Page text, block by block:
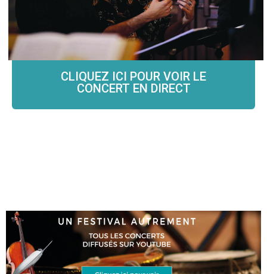
COMPLET – JAUGE DE 50 SPECTATEURS
ATTEINTE
CLIQUEZ ICI POUR VOIR LE
CONCERT EN DIRECT